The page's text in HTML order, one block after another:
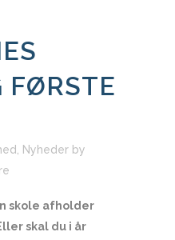
FØRSTE
Nyheder by
skole afholder
skal du i år